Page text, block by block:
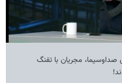
مجریان با تفنگ